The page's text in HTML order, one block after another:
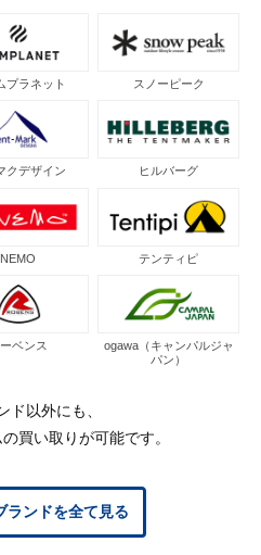
プラネット スノーピーク
クデザイン ヒルバーグ
NEMO テンティピ
ベンス
ogawa（キャンパルジャ
パン）
ド以外にも、
買い取りが可能です。
ランドを全て見る